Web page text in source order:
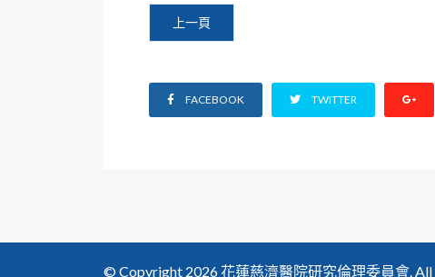
上一篇文章: 【代公告】中國醫藥大學附設
上一頁
FACEBOOK TWITTER
© Copyright 2026 花蓮慈濟醫院研究倫理委員會. All